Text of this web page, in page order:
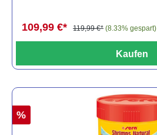
109,99 €* 119,99 €* (8.33% gespart)
Kaufen
%